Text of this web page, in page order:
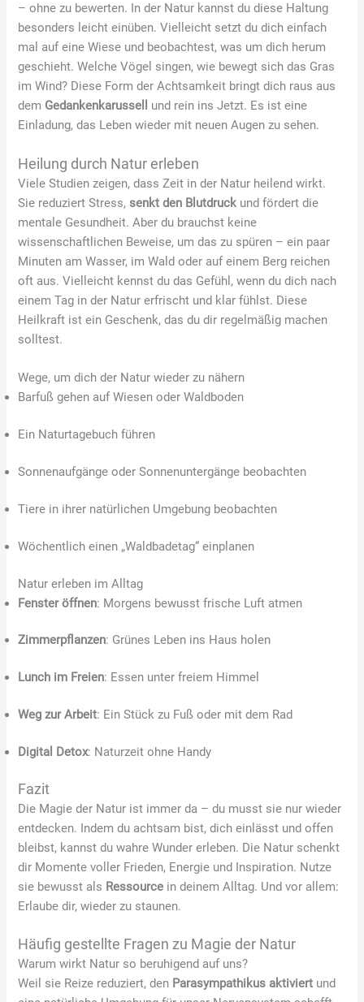
– ohne zu bewerten. In der Natur kannst du diese Haltung
besonders leicht einüben. Vielleicht setzt du dich einfach
mal auf eine Wiese und beobachtest, was um dich herum
geschieht. Welche Vögel singen, wie bewegt sich das Gras
im Wind? Diese Form der Achtsamkeit bringt dich raus aus
dem Gedankenkarussell
und rein ins Jetzt. Es ist eine
Einladung, das Leben wieder mit neuen Augen zu sehen.
Heilung durch Natur erleben
Viele Studien zeigen, dass Zeit in der Natur heilend wirkt.
Sie reduziert Stress,senkt den Blutdruck und fördert die
mentale Gesundheit. Aber du brauchst keine
wissenschaftlichen Beweise, um das zu spüren – ein paar
Minuten am Wasser, im Wald oder auf einem Berg reichen
oft aus. Vielleicht kennst du das Gefühl, wenn du dich nach
einem Tag in der Natur erfrischt und klar fühlst. Diese
Heilkraft ist ein Geschenk, das du dir regelmäßig machen
solltest.
Wege, um dich der Natur wieder zu nähern
Barfuß gehen auf Wiesen oder Waldboden
Ein Naturtagebuch führen
Sonnenaufgänge oder Sonnenuntergänge beobachten
Tiere in ihrer natürlichen Umgebung beobachten
Wöchentlich einen „Waldbadetag“ einplanen
Natur erleben im Alltag
Fenster öffnen: Morgens bewusst frische Luft atmen
Zimmerpflanzen: Grünes Leben ins Haus holen
Lunch im Freien: Essen unter freiem Himmel
Weg zur Arbeit: Ein Stück zu Fuß oder mit dem Rad
Digital Detox: Naturzeit ohne Handy
Fazit
Die Magie der Natur ist immer da – du musst sie nur wieder
entdecken. Indem du achtsam bist, dich einlässt und offen
bleibst, kannst du wahre Wunder erleben. Die Natur schenkt
dir Momente voller Frieden, Energie und Inspiration. Nutze
sie bewusst als Ressource in deinem Alltag. Und vor allem:
Erlaube dir, wieder zu staunen.
Häufig gestellte Fragen zu Magie der Natur
Warum wirkt Natur so beruhigend auf uns?
Weil sie Reize reduziert, den Parasympathikus aktiviert und